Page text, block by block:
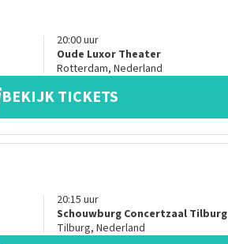
20:00uur
Oude Luxor Theater
Rotterdam, Nederland
BEKIJK TICKETS
20:15 uur
Schouwburg Concertzaal Tilburg
Tilburg, Nederland